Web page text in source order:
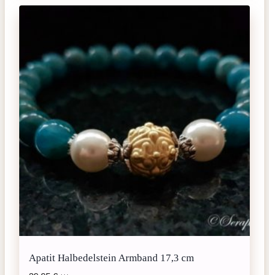
Apatit Halbedelstein Armband 17,3 cm